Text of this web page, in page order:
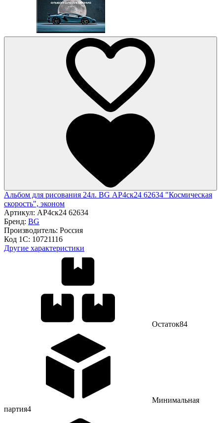
Альбом для рисования 24л. BG АР4ск24 62634 "Космическая
скорость", эконом
Артикул: АР4ск24 62634
Бренд: BG
Производитель: Россия
Код 1С: 10721116
Другие характеристики
Остаток84
Минимальная
партия4